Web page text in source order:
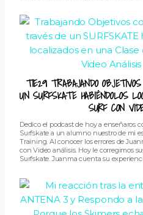
T1E29 TRABAJANDO
UN SURFSKATE HABIÉNDOLOS
SURF CON
Dedico el podcast de hoy a enseñaros
Surfskate a un alumno nuestro de mi
Training. Al conocer los errores de
con Video análisis. Hoy le corregimos
Surfskate. Juanma cuenta su